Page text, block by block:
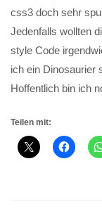
css3 doch sehr
Jedenfalls wollten
style Code
ich ein Dinosaurier
Hoffentlich bin ich
Teilen mit: